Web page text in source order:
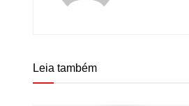
Leia também